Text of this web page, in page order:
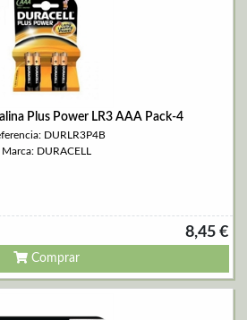
Plus Power LR3 AAA Pack-4
DURLR3P4B
Marca: DURACELL
8,45 €
Comprar